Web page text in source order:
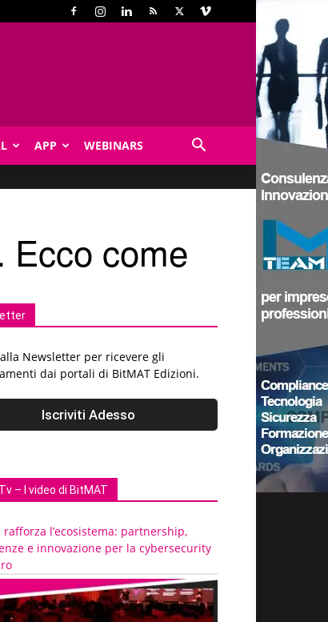
APP WEBINARS
Ecco come
Newsletter per ricevere gli
dai portali di BitMAT Edizioni.
– I video di BitMAT
rafforza l’ecosistema: partnership,
e innovazione per la cybersecurity